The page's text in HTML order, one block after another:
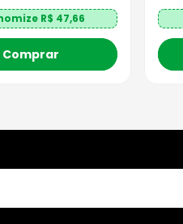
R$ 47,66
Comprar